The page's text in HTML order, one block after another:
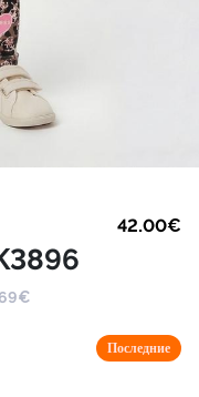
42.00€
Последние